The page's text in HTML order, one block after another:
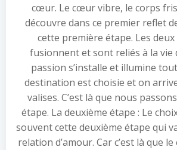
cœur. Le cœur vibre, le corps
découvre dans ce premier reflet
cette première étape. Les
fusionnent et sont reliés à la vie
passion s’installe et illumine
destination est choisie et on
valises. C’est là que nous
étape. La deuxième étape : Le
souvent cette deuxième étape qui
relation d’amour. Car c’est là que